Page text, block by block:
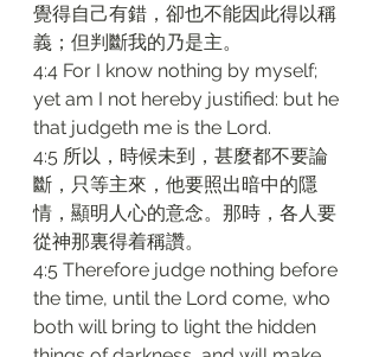
覺得自己有錯，卻也不能因此得以稱
義；但判斷我的乃是主。
4:4 For I know nothing by myself;
yet am I not hereby justified: but he
that judgeth me is the Lord.
4:5 所以，時候未到，甚麼都不要論
斷，只等主來，他要照出暗中的隱
情，顯明人心的意念。那時，各人要
從神那裏得着稱讚。
4:5 Therefore judge nothing before
the time, until the Lord come, who
both will bring to light the hidden